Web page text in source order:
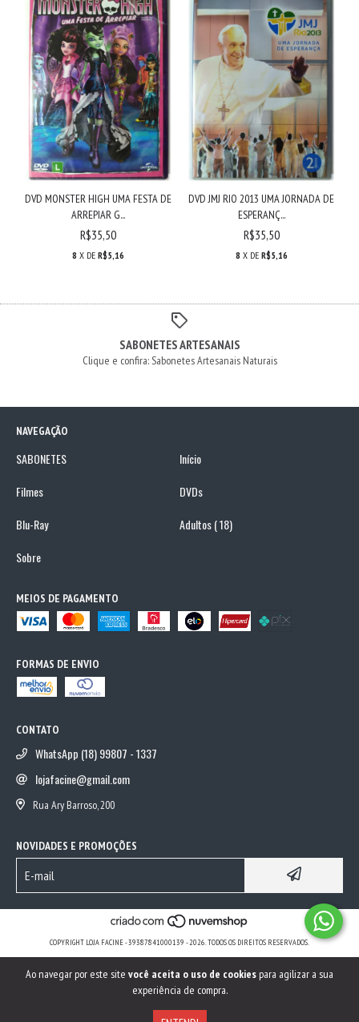
Ao navegar por este site você aceita o uso de cookies para agilizar a sua
experiência de compra.
DVD MONSTER HIGH UMA FESTA DE
ARREPIAR G...
R$35,50
8 X DE R$5,16
DVD JMJ RIO 2013 UMA JORNADA DE
ESPERANÇ...
R$35,50
8 X DE R$5,16
SABONETES ARTESANAIS
Clique e confira: Sabonetes Artesanais Naturais
NAVEGAÇÃO
SABONETES
Início
Filmes
DVDs
Blu-Ray
Adultos ( 18)
Sobre
MEIOS DE PAGAMENTO
FORMAS DE ENVIO
CONTATO
WhatsApp (18) 99807 - 1337
lojafacine@gmail.com
Rua Ary Barroso, 200
NOVIDADES E PROMOÇÕES
COPYRIGHT LOJA FACINE - 39387841000139 - 2026. TODOS OS DIREITOS RESERVADOS.